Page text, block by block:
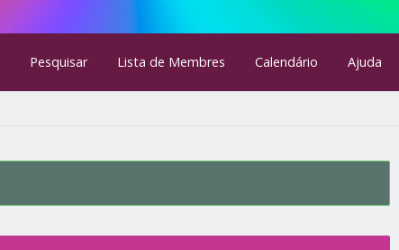
Pesquisar Lista de Membres Calendário Ajuda